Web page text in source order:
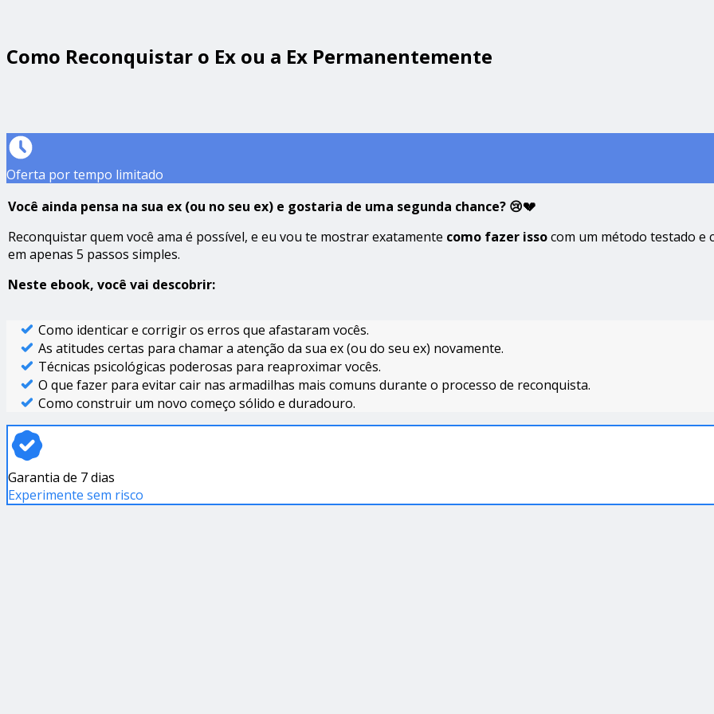
Como Reconquistar o Ex ou a Ex Permanentemente
Oferta por tempo limitado
Você ainda pensa na sua ex (ou no seu ex) e gostaria de uma segunda chance? 😢💔
Reconquistar quem você ama é possível, e eu vou te mostrar exatamente como fazer issocom um método testado e
em apenas 5 passos simples.
Neste ebook, você vai descobrir:
Como identificar e corrigir os erros que afastaram vocês.
As atitudes certas para chamar a atenção da sua ex (ou do seu ex) novamente.
Técnicas psicológicas poderosas para reaproximar vocês.
O que fazer para evitar cair nas armadilhas mais comuns durante o processo de reconquista.
Como construir um novo começo sólido e duradouro.
Garantia de 7 dias
Experimente sem risco